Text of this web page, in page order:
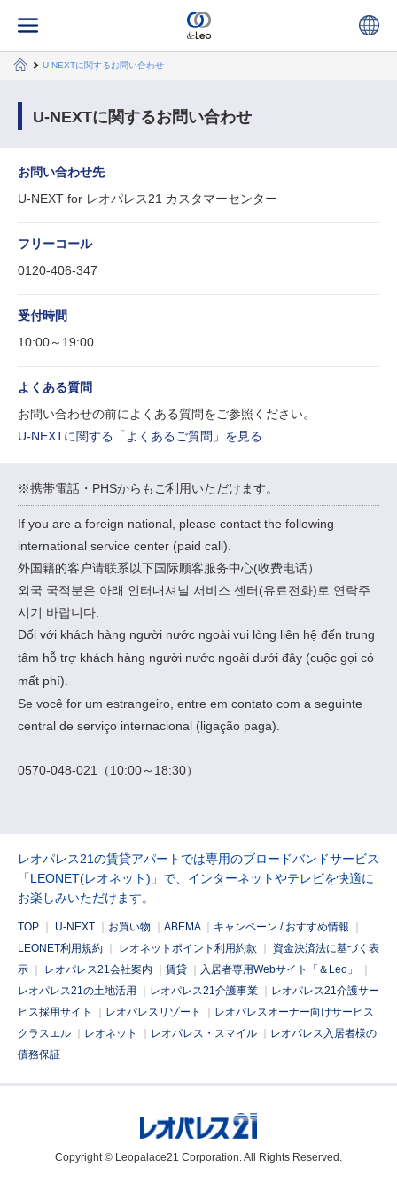
U-NEXTに関するお問い合わせ
U-NEXTに関するお問い合わせ
お問い合わせ先
U-NEXT for レオパレス21 カスタマーセンター
フリーコール
0120-406-347
受付時間
10:00～19:00
よくある質問
お問い合わせの前によくある質問をご参照ください。
U-NEXTに関する「よくあるご質問」を見る
※携帯電話・PHSからもご利用いただけます。
If you are a foreign national, please contact the following
international service center (paid call).
外国籍的客户请联系以下国际顾客服务中心(收费电话）.
외국 국적분은 아래 인터내셔널 서비스 센터(유료전화)로 연락주
시기 바랍니다.
Đối với khách hàng người nước ngoài vui lòng liên hệ đến trung
tâm hỗ trợ khách hàng người nước ngoài dưới đây (cuộc gọi có
mất phí).
Se você for um estrangeiro, entre em contato com a seguinte
central de serviço internacional (ligação paga).
0570-048-021（10:00～18:30）
レオパレス21の賃貸アパートでは専用のブロードバンドサービス
「LEONET(レオネット)」で、インターネットやテレビを快適に
お楽しみいただけます。
TOP U-NEXT お買い物 ABEMA キャンペーン / おすすめ情報
LEONET利用規約 レオネットポイント利用約款 資金決済法に基づく表
示 レオパレス21会社案内 賃貸 入居者専用Webサイト「＆Leo」
レオパレス21の土地活用 レオパレス21介護事業 レオパレス21介護サー
ビス採用サイト レオパレスリゾート レオパレスオーナー向けサービス
クラスエル レオネット レオパレス・スマイル レオパレス入居者様の
債務保証
Copyright © Leopalace21 Corporation. All Rights Reserved.